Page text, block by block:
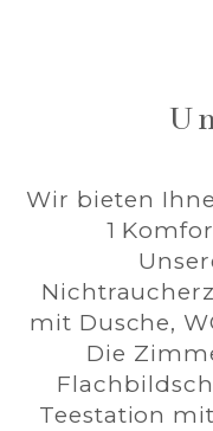
Wir bieten
1
mit Dusche,
Die
Teestation